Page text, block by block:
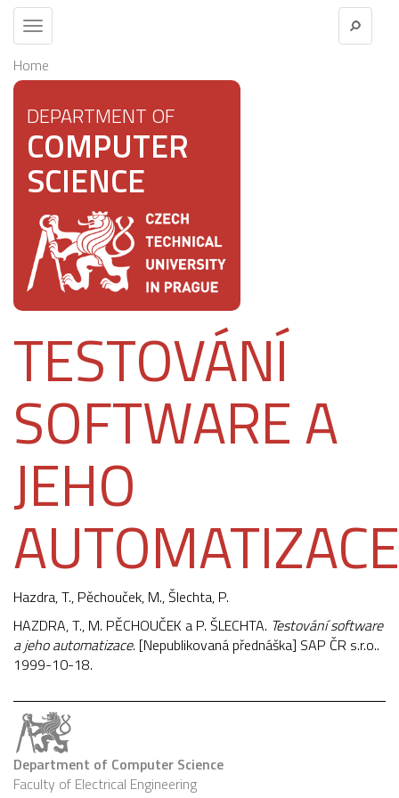
Toggle
navigation
Home
DEPARTMENT OF
COMPUTER
SCIENCE
TESTOVÁNÍ
SOFTWARE A
JEHO
AUTOMATIZACE
Hazdra, T., Pěchouček, M., Šlechta, P.
HAZDRA, T., M. PĚCHOUČEK a P. ŠLECHTA. Testování software
a jeho automatizace. [Nepublikovaná přednáška] SAP ČR s.r.o..
1999-10-18.
Department of Computer Science
Faculty of Electrical Engineering